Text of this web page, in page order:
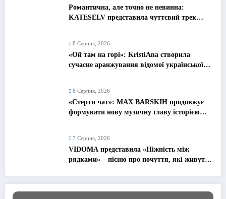
Романтична, але точно не невинна:
KATESELV представила чуттєвий трек
8 Серпня, 2026
«Ой там на горі»: KristiAna створила
сучасне аранжування відомої української
8 Серпня, 2026
«Стерти чат»: MAX BARSKIH продовжує
формувати нову музичну главу історією
7 Серпня, 2026
VIDOMA представила «Ніжність між
рядками» – пісню про почуття, які живуть